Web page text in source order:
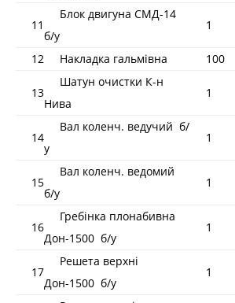
11
Блок двигуна СМД-14
б/у
1
12 Накладка гальмівна 100
13
Шатун очистки К-н
Нива
1
14
Вал коленч. ведучий б/
у
1
15
Вал коленч. ведомий
б/у
1
16
Гребінка плонабивна
Дон-1500 б/у
1
17
Решета верхні
Дон-1500 б/у
1